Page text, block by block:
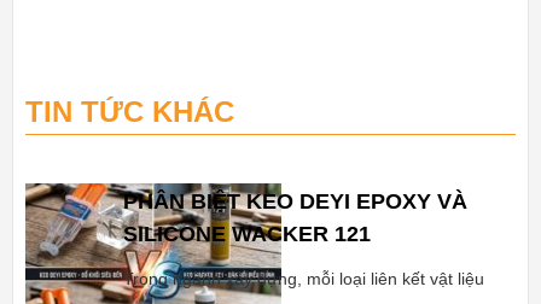
TIN TỨC KHÁC
PHÂN BIỆT KEO DEYI EPOXY VÀ
SILICONE WACKER 121
Trong ngành xây dựng, mỗi loại liên kết vật liệu